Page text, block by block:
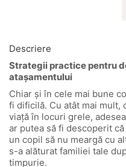
Descriere
Strategii practice pentru
atașamentului
Chiar și în cele mai bune
fi dificilă. Cu atât mai mult,
viață în locuri grele,
ar putea să fi descoperit
un copil să nu meargă cu
s-a alăturat familiei tale
timpurie.